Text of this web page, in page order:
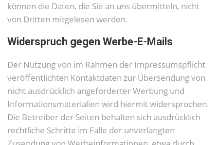
können die Daten, die Sie an uns übermitteln, nicht
von Dritten mitgelesen werden.
Widerspruch gegen Werbe-E-Mails
Der Nutzung von im Rahmen der Impressumspflicht
veröffentlichten Kontaktdaten zur Übersendung von
nicht ausdrücklich angeforderter Werbung und
Informationsmaterialien wird hiermit widersprochen.
Die Betreiber der Seiten behalten sich ausdrücklich
rechtliche Schritte im Falle der unverlangten